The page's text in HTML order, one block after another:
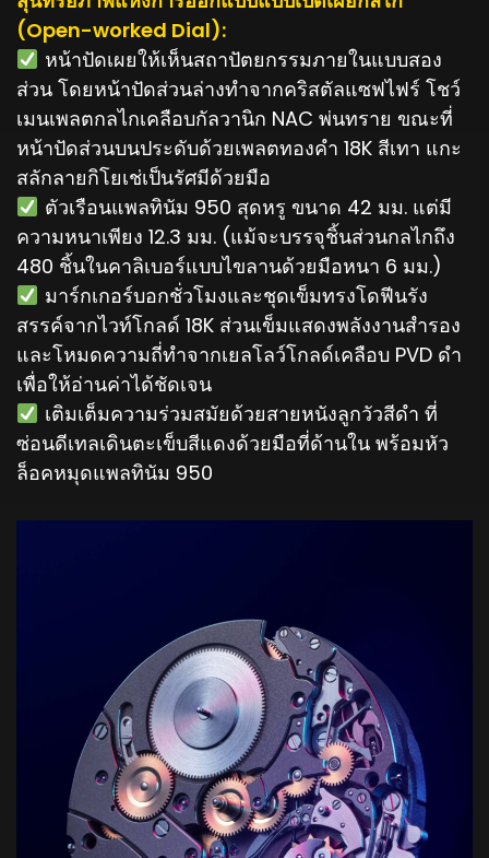
(Open-worked Dial):
️ หน้าปัดเผยให้เห็นสถาปัตยกรรมภายในแบบสอง
ส่วน โดยหน้าปัดส่วนล่างทำจากคริสตัลแซฟไฟร์ โชว์
เมนเพลตกลไกเคลือบกัลวานิก NAC พ่นทราย ขณะที่
หน้าปัดส่วนบนประดับด้วยเพลตทองคำ 18K สีเทา แกะ
สลักลายกิโยเช่เป็นรัศมีด้วยมือ
️ ตัวเรือนแพลทินัม 950 สุดหรู ขนาด 42 มม. แต่มี
ความหนาเพียง 12.3 มม. (แม้จะบรรจุชิ้นส่วนกลไกถึง
480 ชิ้นในคาลิเบอร์แบบไขลานด้วยมือหนา 6 มม.)
️ มาร์กเกอร์บอกชั่วโมงและชุดเข็มทรงโดฟีนรัง
สรรค์จากไวท์โกลด์ 18K ส่วนเข็มแสดงพลังงานสำรอง
และโหมดความถี่ทำจากเยลโลว์โกลด์เคลือบ PVD ดำ
เพื่อให้อ่านค่าได้ชัดเจน
️ เติมเต็มความร่วมสมัยด้วยสายหนังลูกวัวสีดำ ที่
ซ่อนดีเทลเดินตะเข็บสีแดงด้วยมือที่ด้านใน พร้อมหัว
ล็อคหมุดแพลทินัม 950